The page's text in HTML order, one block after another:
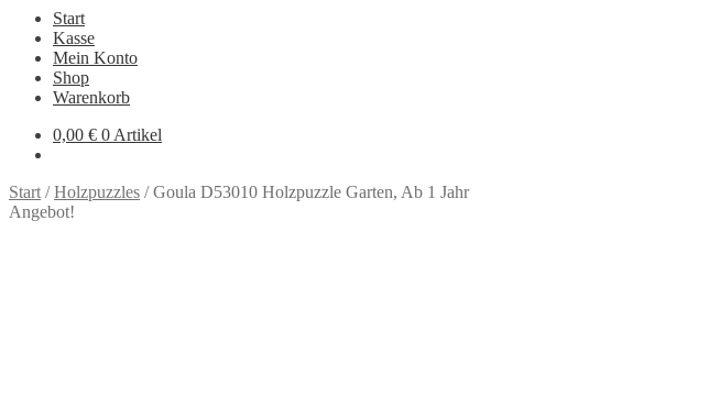
Start
Kasse
Mein Konto
Shop
Warenkorb
0,00 € 0 Artikel
Start /Holzpuzzles /Goula D53010 Holzpuzzle Garten, Ab 1 Jahr
Angebot!